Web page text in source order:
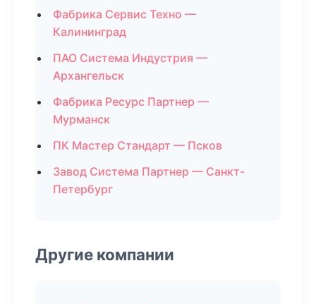
Фабрика Сервис Техно —
Калининград
ПАО Система Индустрия —
Архангельск
Фабрика Ресурс Партнер —
Мурманск
ПК Мастер Стандарт — Псков
Завод Система Партнер — Санкт-
Петербург
Другие компании